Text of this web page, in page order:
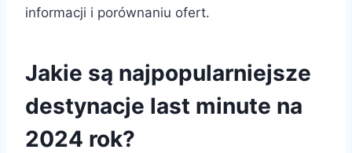
informacji i porównaniu ofert.
Jakie są najpopularniejsze
destynacje last minute na
2024 rok?